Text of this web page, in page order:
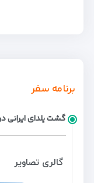
برنامه سفر
گشت یلدای ایرانی
گالری تصاویر